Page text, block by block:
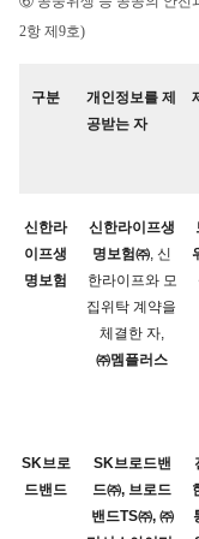
2항 제9호)
구분
개인정보를 제
공받는 자
신한라
이프생
명보험
신한라이프생
명보험㈜, 신
한라이프와 모
집위탁 계약을
㈜멤플러스
SK브로
드밴드
SK브로드밴
드㈜, 브로드
밴드TS㈜, ㈜